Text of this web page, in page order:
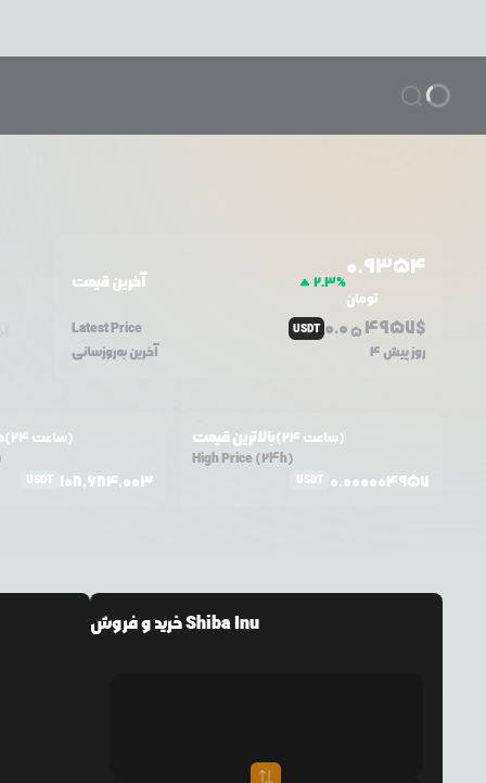
آخرین قیمت 2.3%
0.9354
تومان
Latest Price
USDT 0.05 4957$
آخرین به‌روزسانی 4 روز پیش
(24 ساعت)
USDT 108,684,003
بالاترین قیمت
(24 ساعت)
High Price (24h)
USDT 0.000004957
خرید و فروش Shiba Inu